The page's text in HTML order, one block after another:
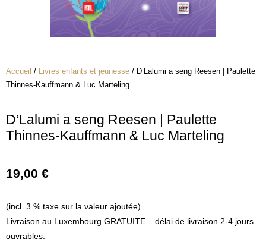
Accueil / Livres enfants et jeunesse / D’Lalumi a seng Reesen | Paulette
Thinnes-Kauffmann & Luc Marteling
D’Lalumi a seng Reesen | Paulette
Thinnes-Kauffmann & Luc Marteling
19,00 €
(incl. 3 % taxe sur la valeur ajoutée)
Livraison au Luxembourg GRATUITE – délai de livraison 2-4 jours
ouvrables.